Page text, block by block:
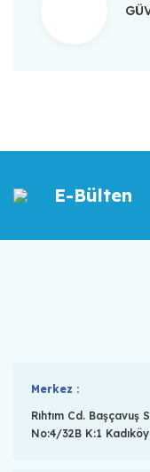
E-Bülten
Merkez :
Rıhtım Cd. Başçavuş
No:4/32B K:1